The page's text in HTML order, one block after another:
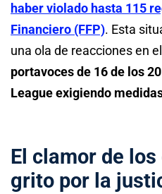
haber violado hasta 115
Financiero (FFP). Esta
una ola de reacciones en
portavoces de 16 de los
League exigiendo
El clamor de los
grito por la